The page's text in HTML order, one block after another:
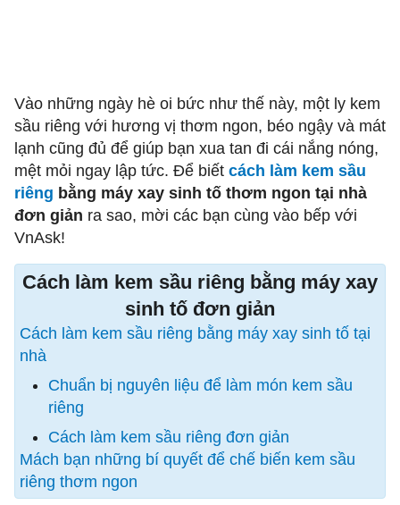
Vào những ngày hè oi bức như thế này, một ly kem
sầu riêng với hương vị thơm ngon, béo ngậy và mát
lạnh cũng đủ để giúp bạn xua tan đi cái nắng nóng,
mệt mỏi ngay lập tức. Để biết cách làm kem sầu
riêng bằng máy xay sinh tố thơm ngon tại nhà
đơn giản ra sao, mời các bạn cùng vào bếp với
VnAsk!
Cách làm kem sầu riêng bằng máy xay
sinh tố đơn giản
Cách làm kem sầu riêng bằng máy xay sinh tố tại
nhà
Chuẩn bị nguyên liệu để làm món kem sầu
riêng
Cách làm kem sầu riêng đơn giản
Mách bạn những bí quyết để chế biến kem sầu
riêng thơm ngon